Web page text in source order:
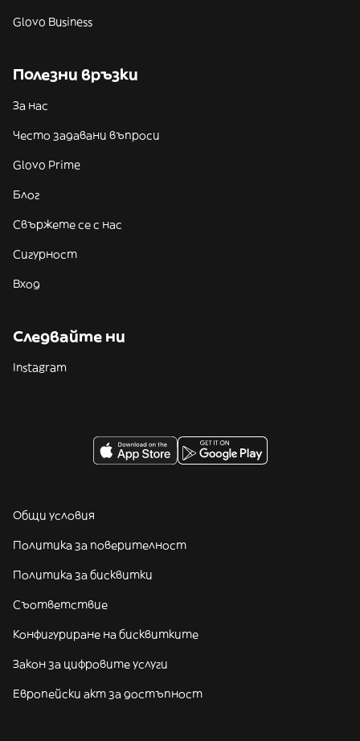
Glovo Business
Полезни връзки
За нас
Често задавани въпроси
Glovo Prime
Блог
Свържете се с нас
Сигурност
Вход
Следвайте ни
Instagram
Общи условия
Политика за поверителност
Политика за бисквитки
Съответствие
Конфигуриране на бисквитките
Закон за цифровите услуги
Европейски акт за достъпност